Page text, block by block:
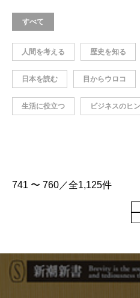
すべて
人間を考える 歴史を知る
日本を読む 目からウロコ
生活に役立つ ビジネスのヒ
741 〜 760／全1,125件